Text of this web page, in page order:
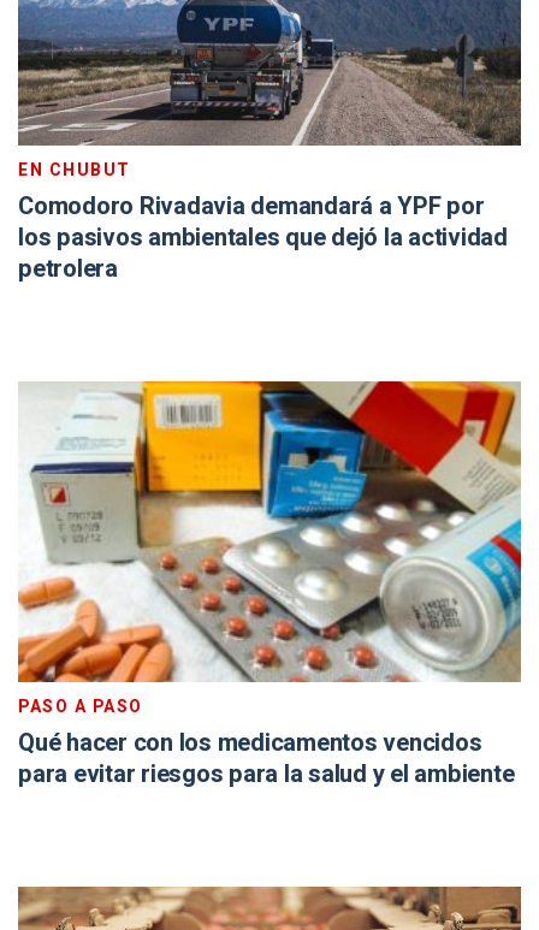
EN CHUBUT
Comodoro Rivadavia demandará a YPF por
los pasivos ambientales que dejó la actividad
petrolera
PASO A PASO
Qué hacer con los medicamentos vencidos
para evitar riesgos para la salud y el ambiente